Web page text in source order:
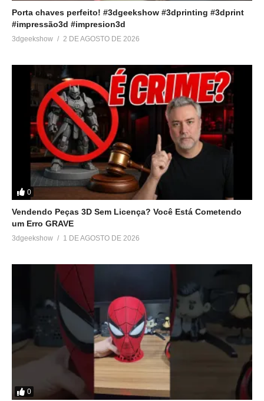
Porta chaves perfeito! #3dgeekshow #3dprinting #3dprint
#impressão3d #impresion3d
3dgeekshow 2 DE AGOSTO DE 2026
0
Vendendo Peças 3D Sem Licença? Você Está Cometendo
um Erro GRAVE
3dgeekshow 1 DE AGOSTO DE 2026
0